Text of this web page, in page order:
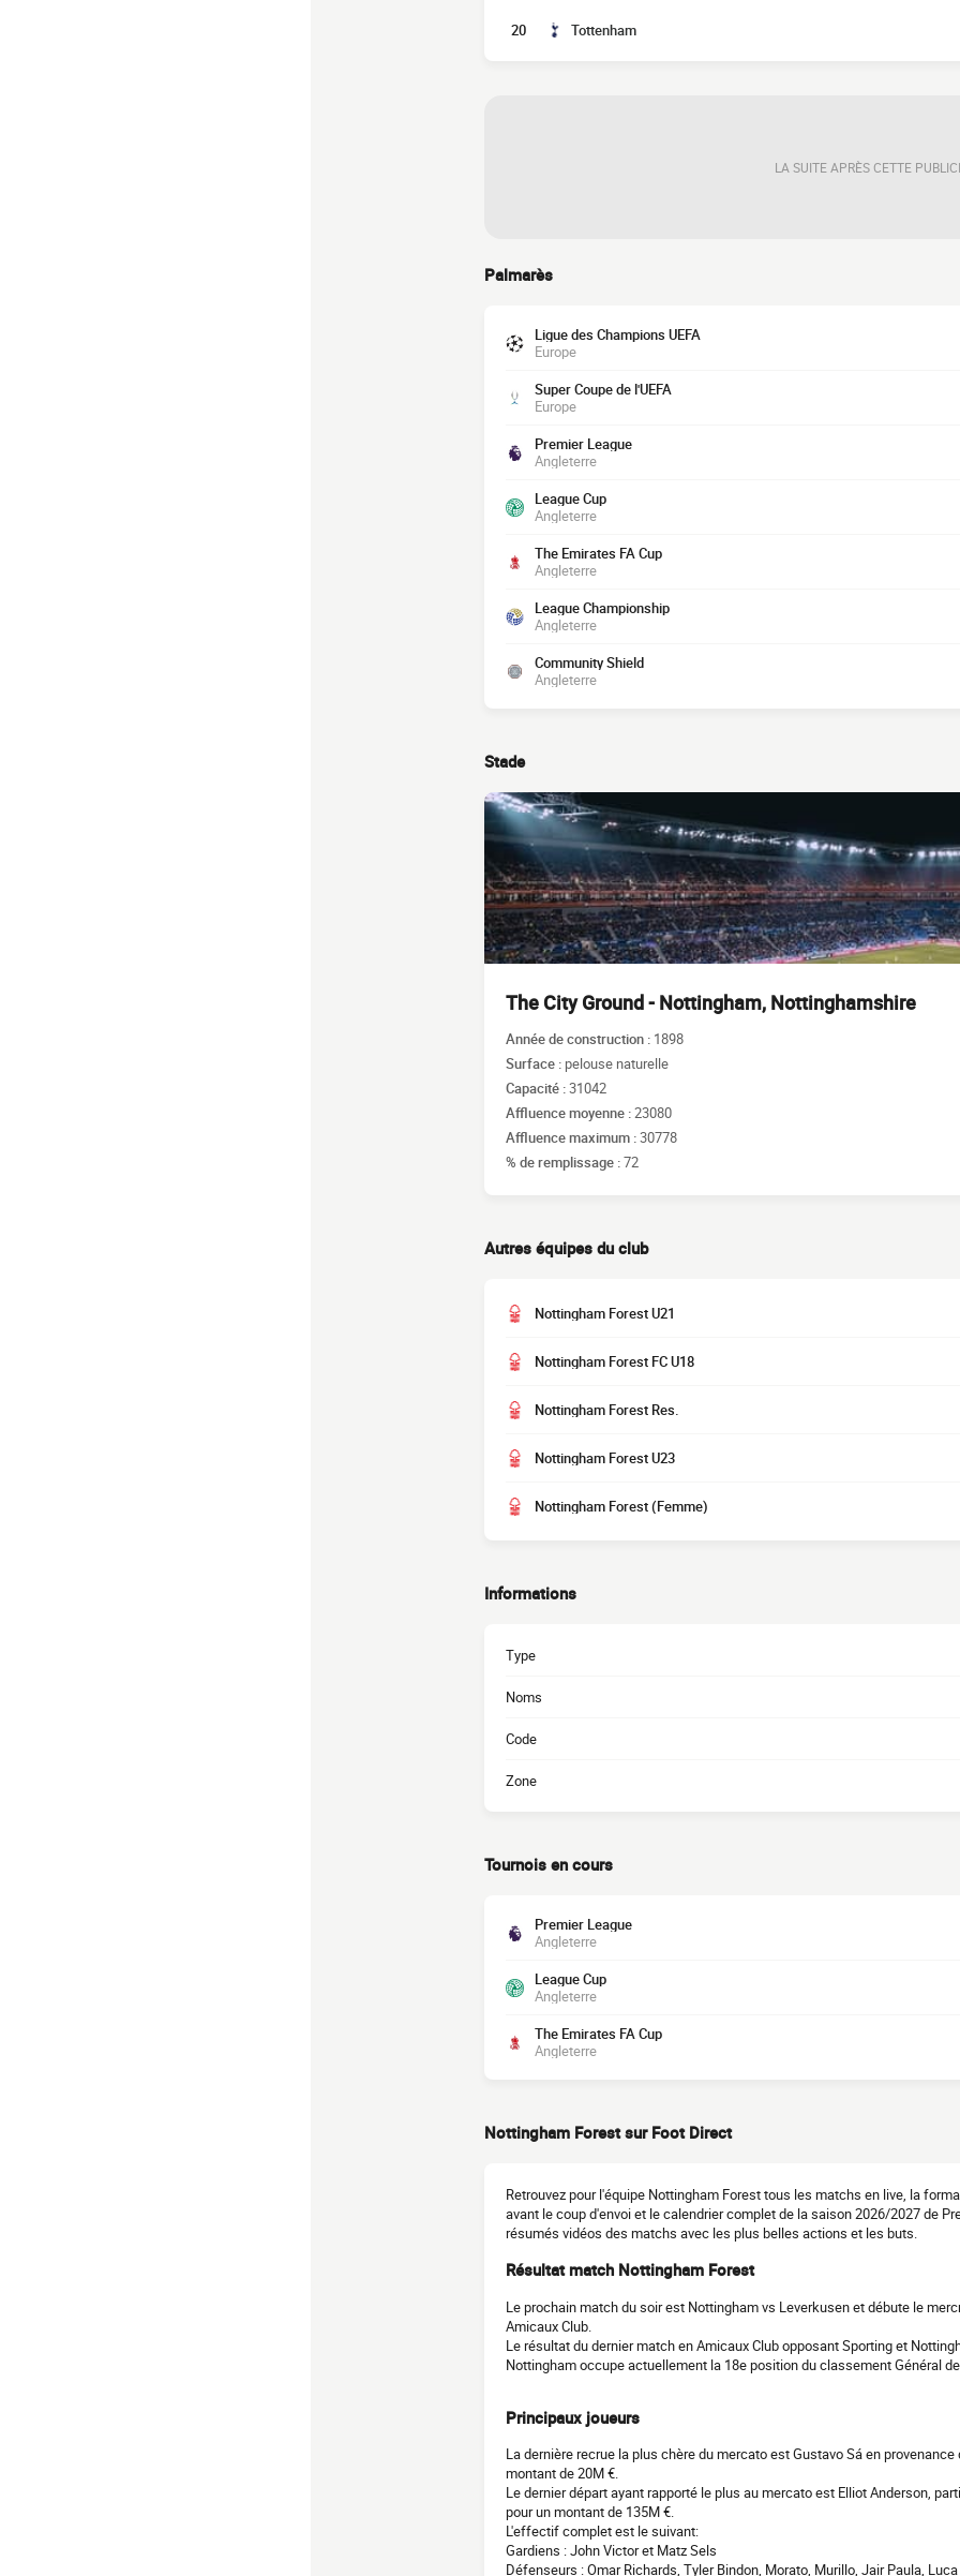
20 Tottenham
LA SUITE APRÈS CETTE
Palmarès
Ligue des Champions UEFA
Europe
Super Coupe de l'UEFA
Europe
Premier League
Angleterre
League Cup
Angleterre
The Emirates FA Cup
Angleterre
League Championship
Angleterre
Community Shield
Angleterre
Stade
The City Ground - Nottingham, Nottinghamshire
Année de construction : 1898
Surface : pelouse naturelle
Capacité :31042
Affluence moyenne :23080
Affluence maximum :30778
% de remplissage :72
Autres équipes du club
Nottingham Forest U21
Nottingham Forest FC U18
Nottingham Forest Res.
Nottingham Forest U23
Nottingham Forest (Femme)
Informations
Type
Noms
Code
Zone
Tournois en cours
Premier League
Angleterre
League Cup
Angleterre
The Emirates FA Cup
Angleterre
Nottingham Forest sur Foot Direct
Retrouvez pour l'équipe Nottingham Forest tous les matchs en live, la
avant le coup d'envoi et le calendrier complet de la saison 2026/2027 de
résumés vidéos des matchs avec les plus belles actions et les buts.
Résultat match Nottingham Forest
Le prochain match du soir est Nottingham vs Leverkusen et débute le
Amicaux Club.
Le résultat du dernier match en Amicaux Club opposant Sporting et
Nottingham occupe actuellement la 18e position du classement Général
Principaux joueurs
La dernière recrue la plus chère du mercato est Gustavo Sá en
montant de 20M €.
Le dernier départ ayant rapporté le plus au mercato est Elliot Anderson,
pour un montant de 135M €.
L'effectif complet est le suivant:
Gardiens : John Victor et Matz Sels
Défenseurs : Omar Richards, Tyler Bindon, Morato, Murillo, Jair Paula,